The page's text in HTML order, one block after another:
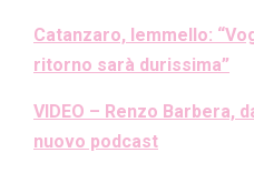
Catanzaro, Iemmello:
ritorno sarà durissima”
VIDEO – Renzo Barbera,
nuovo podcast